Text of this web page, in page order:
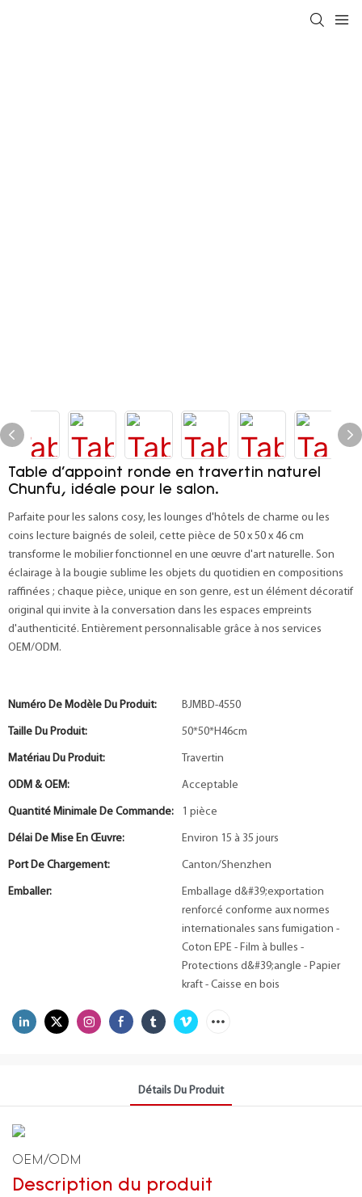
Table d'appoint ronde en travertin naturel
Chunfu, idéale pour le salon.
Parfaite pour les salons cosy, les lounges d'hôtels de charme ou les
coins lecture baignés de soleil, cette pièce de 50 x 50 x 46 cm
transforme le mobilier fonctionnel en une œuvre d'art naturelle. Son
éclairage à la bougie sublime les objets du quotidien en compositions
raffinées ; chaque pièce, unique en son genre, est un élément décoratif
original qui invite à la conversation dans les espaces empreints
d'authenticité. Entièrement personnalisable grâce à nos services
OEM/ODM.
Numéro De Modèle Du Produit: BJMBD-4550
Taille Du Produit: 50*50*H46cm
Matériau Du Produit: Travertin
ODM & OEM: Acceptable
Quantité Minimale De Commande: 1 pièce
Délai De Mise En Œuvre: Environ 15 à 35 jours
Port De Chargement: Canton/Shenzhen
Emballer:
Emballage d&#39;exportation
renforcé conforme aux normes
internationales sans fumigation -
Coton EPE - Film à bulles -
Protections d&#39;angle - Papier
kraft - Caisse en bois
Détails Du Produit
OEM/ODM
Description du produit